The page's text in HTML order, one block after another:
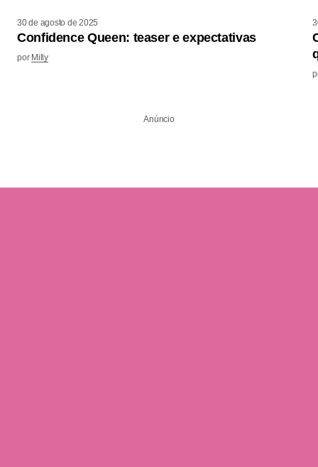
30 de agosto de 2025
Confidence Queen: teaser e expectativas
por Milly
Anúncio